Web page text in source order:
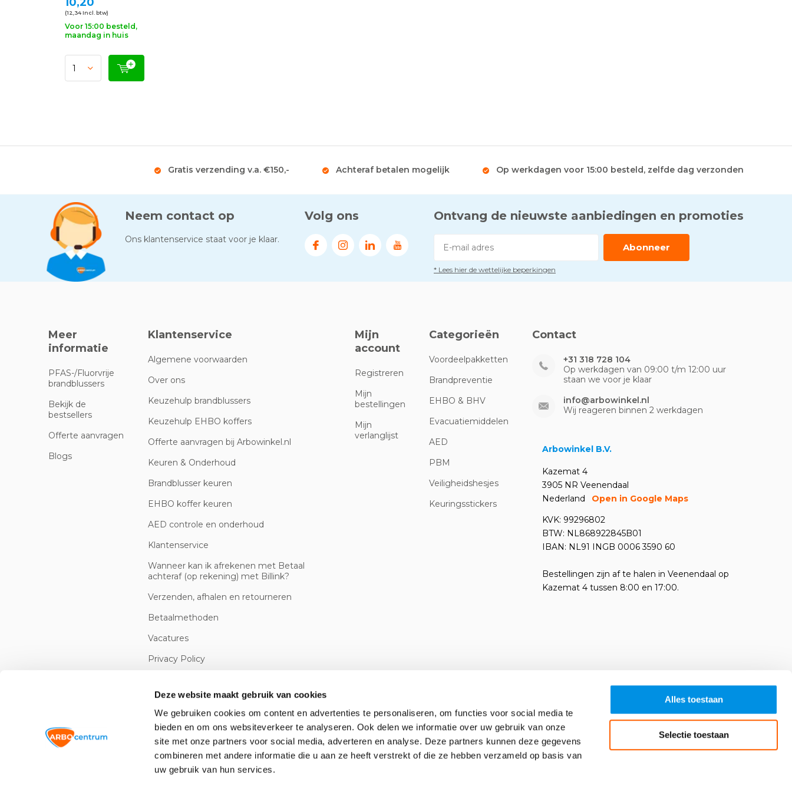
Deze website maakt gebruik van cookies
We gebruiken cookies om content en advertenties te personaliseren, om functies voor social media te
bieden en om ons websiteverkeer te analyseren. Ook delen we informatie over uw gebruik van onze
site met onze partners voor social media, adverteren en analyse. Deze partners kunnen deze gegevens
combineren met andere informatie die u aan ze heeft verstrekt of die ze hebben verzameld op basis van
uw gebruik van hun services.
Alles toestaan
Selectie toestaan
(12,34 Incl. btw)
Voor 15:00 besteld,
maandag in huis
Gratis verzending v.a. €150,- Achteraf betalen mogelijk Op werkdagen voor 15:00 besteld, zelfde dag verzonden
Neem contact op
Ons klantenservice staat voor je klaar.
Volg ons Ontvang de nieuwste aanbiedingen en promoties
Abonneer
* Lees hier de wettelijke beperkingen
Meer
informatie
PFAS-/Fluorvrije
brandblussers
Bekijk de
bestsellers
Offerte aanvragen
Blogs
Klantenservice
Algemene voorwaarden
Over ons
Keuzehulp brandblussers
Keuzehulp EHBO koffers
Offerte aanvragen bij Arbowinkel.nl
Keuren & Onderhoud
Brandblusser keuren
EHBO koffer keuren
AED controle en onderhoud
Klantenservice
Wanneer kan ik afrekenen met Betaal
achteraf (op rekening) met Billink?
Verzenden, afhalen en retourneren
Betaalmethoden
Vacatures
Privacy Policy
Mijn
account
Registreren
Mijn
bestellingen
Mijn
verlanglijst
Categorieën
Voordeelpakketten
Brandpreventie
EHBO & BHV
Evacuatiemiddelen
AED
PBM
Veiligheidshesjes
Keuringsstickers
Contact
+31 318 728 104
Op werkdagen van 09:00 t/m 12:00 uur
staan we voor je klaar
info@arbowinkel.nl
Wij reageren binnen 2 werkdagen
Arbowinkel B.V.
Kazemat 4
3905 NR Veenendaal
Nederland
Open in Google Maps
KVK: 99296802
BTW: NL868922845B01
IBAN: NL91 INGB 0006 3590 60
Bestellingen zijn af te halen in Veenendaal op
Kazemat 4 tussen 8:00 en 17:00.